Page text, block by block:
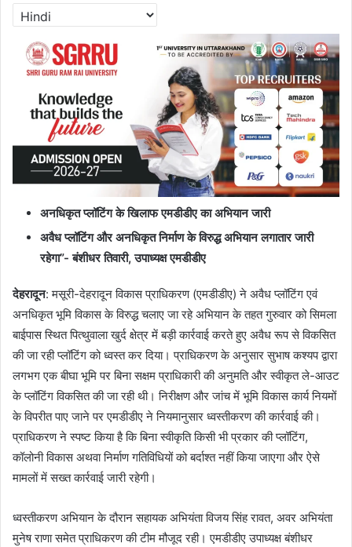
अनधिकृत प्लॉटिंग के खिलाफ एमडीडीए का अभियान जारी
अवैध प्लॉटिंग और अनधिकृत निर्माण के विरुद्ध अभियान लगातार जारी
रहेगा”- बंशीधर तिवारी, उपाध्यक्ष एमडीडीए
देहरादून: मसूरी-देहरादून विकास प्राधिकरण (एमडीडीए) ने अवैध प्लॉटिंग एवं
अनधिकृत भूमि विकास के विरुद्ध चलाए जा रहे अभियान के तहत गुरुवार को सिमला
बाईपास स्थित पित्थुवाला खुर्द क्षेत्र में बड़ी कार्रवाई करते हुए अवैध रूप से विकसित
की जा रही प्लॉटिंग को ध्वस्त कर दिया। प्राधिकरण के अनुसार सुभाष कश्यप द्वारा
लगभग एक बीघा भूमि पर बिना सक्षम प्राधिकारी की अनुमति और स्वीकृत ले-आउट
के प्लॉटिंग विकसित की जा रही थी। निरीक्षण और जांच में भूमि विकास कार्य नियमों
के विपरीत पाए जाने पर एमडीडीए ने नियमानुसार ध्वस्तीकरण की कार्रवाई की।
प्राधिकरण ने स्पष्ट किया है कि बिना स्वीकृति किसी भी प्रकार की प्लॉटिंग,
कॉलोनी विकास अथवा निर्माण गतिविधियों को बर्दाश्त नहीं किया जाएगा और ऐसे
मामलों में सख्त कार्रवाई जारी रहेगी।
ध्वस्तीकरण अभियान के दौरान सहायक अभियंता विजय सिंह रावत, अवर अभियंता
मुनेष राणा समेत प्राधिकरण की टीम मौजूद रही। एमडीडीए उपाध्यक्ष बंशीधर